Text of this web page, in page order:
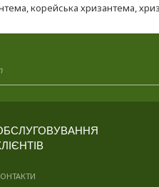
,корейська хризантема,